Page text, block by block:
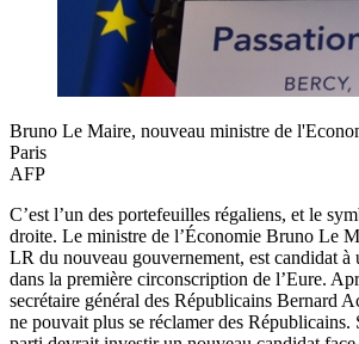
Bruno Le Maire, nouveau ministre de
Paris
AFP
C’est l’un des portefeuilles régaliens, et le
droite. Le ministre de l’Économie Bruno Le
LR du nouveau gouvernement, est candidat à
dans la première circonscription de l’Eure.
secrétaire général des Républicains Bernard
ne pouvait plus se réclamer des Républicains.